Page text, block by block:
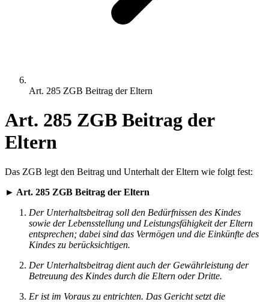
Art. 285 ZGB Beitrag der Eltern
Art. 285 ZGB Beitrag der
Eltern
Das ZGB legt den Beitrag und Unterhalt der Eltern wie folgt fest:
► Art. 285 ZGB Beitrag der Eltern
Der Unterhaltsbeitrag soll den Bedürfnissen des Kindes
sowie der Lebensstellung und Leistungsfähigkeit der Eltern
entsprechen; dabei sind das Vermögen und die Einkünfte des
Kindes zu berücksichtigen.
Der Unterhaltsbeitrag dient auch der Gewährleistung der
Betreuung des Kindes durch die Eltern oder Dritte.
Er ist im Voraus zu entrichten. Das Gericht setzt die